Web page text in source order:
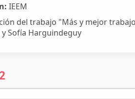
IEEM
del trabajo "Más y mejor
y Sofía Harguindeguy